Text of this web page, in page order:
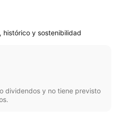
histórico y sostenibilidad
dividendos y no tiene previsto